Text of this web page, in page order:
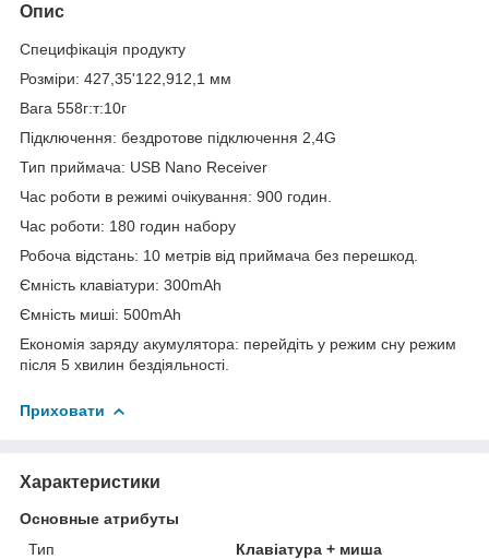
Опис
Специфікація продукту
Розміри: 427,35'122,912,1 мм
Вага 558г:т:10г
Підключення: бездротове підключення 2,4G
Тип приймача: USB Nano Receiver
Час роботи в режимі очікування: 900 годин.
Час роботи: 180 годин набору
Робоча відстань: 10 метрів від приймача без перешкод.
Ємність клавіатури: 300mAh
Ємність миші: 500mAh
Економія заряду акумулятора: перейдіть у режим сну режим
після 5 хвилин бездіяльності.
Приховати
Характеристики
Основные атрибуты
Тип
Клавіатура + миша